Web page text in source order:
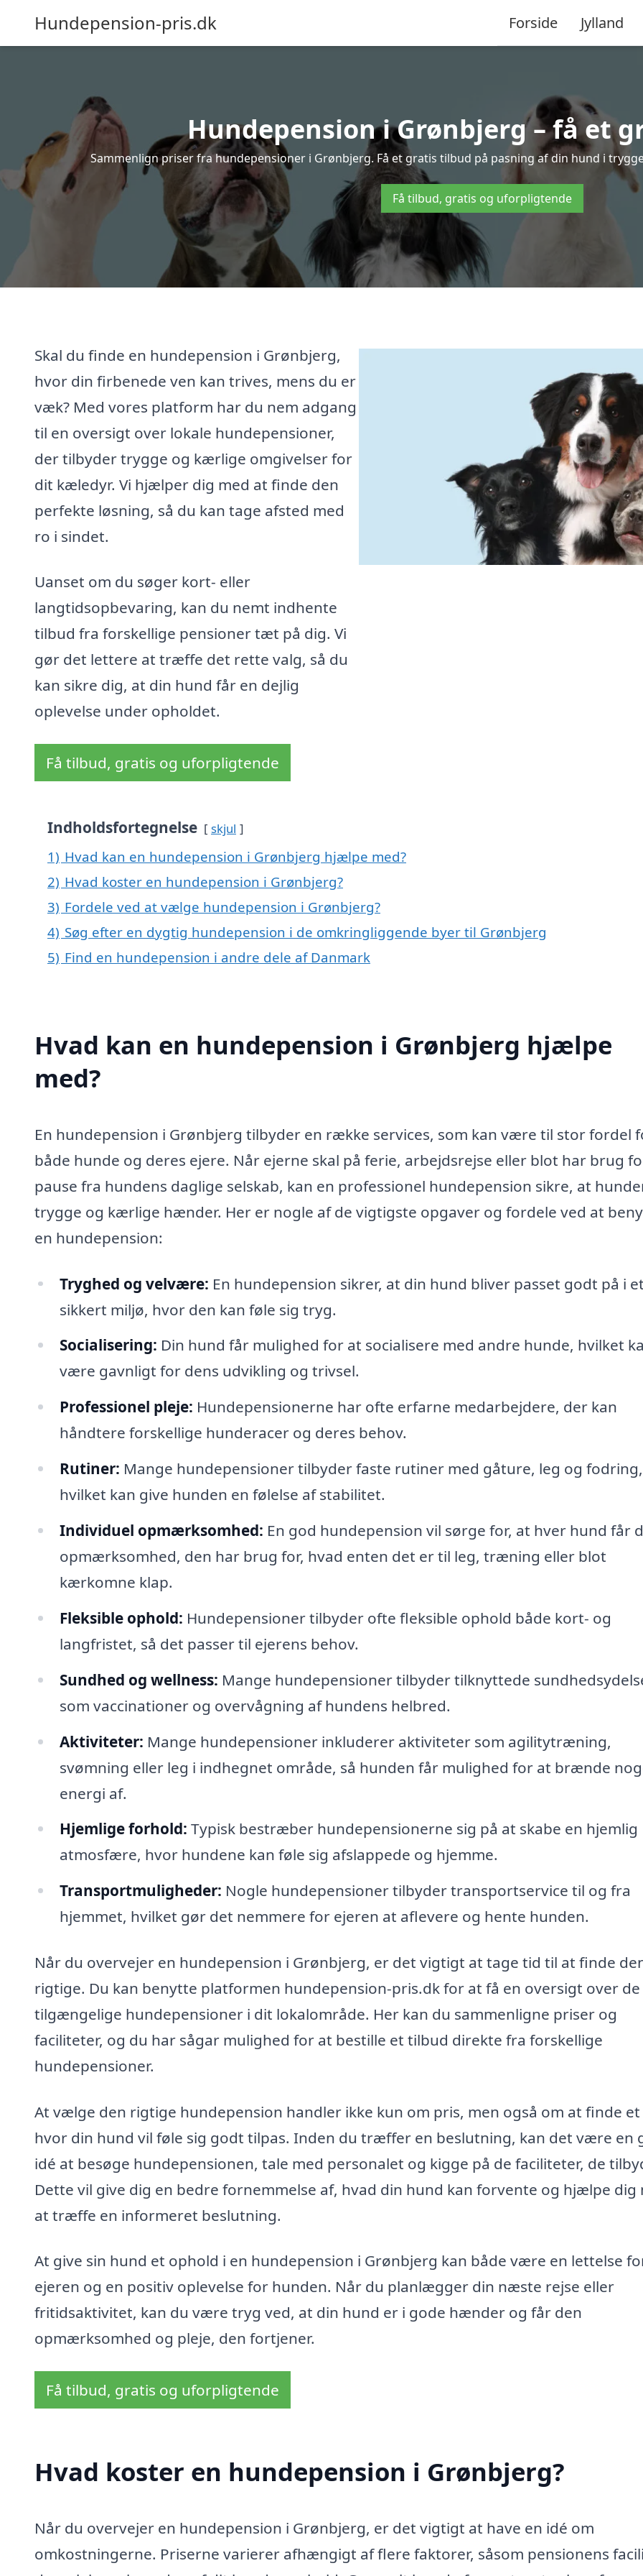
Hundepension-pris.dk Forside Jylland
Hundepension i Grønbjerg – få et
Sammenlign priser fra hundepensioner i Grønbjerg. Få et gratis tilbud på pasning af din hund i
Få tilbud, gratis og uforpligtende
Skal du finde en hundepension i Grønbjerg,
hvor din firbenede ven kan trives, mens du er
væk? Med vores platform har du nem adgang
til en oversigt over lokale hundepensioner,
der tilbyder trygge og kærlige omgivelser for
dit kæledyr. Vi hjælper dig med at finde den
perfekte løsning, så du kan tage afsted med
ro i sindet.
Uanset om du søger kort- eller
langtidsopbevaring, kan du nemt indhente
tilbud fra forskellige pensioner tæt på dig. Vi
gør det lettere at træffe det rette valg, så du
kan sikre dig, at din hund får en dejlig
oplevelse under opholdet.
Få tilbud, gratis og uforpligtende
Indholdsfortegnelse skjul
1) Hvad kan en hundepension i Grønbjerg hjælpe med?
2) Hvad koster en hundepension i Grønbjerg?
3) Fordele ved at vælge hundepension i Grønbjerg?
4) Søg efter en dygtig hundepension i de omkringliggende byer til Grønbjerg
5) Find en hundepension i andre dele af Danmark
Hvad kan en hundepension i Grønbjerg hjælpe
med?
En hundepension i Grønbjerg tilbyder en række services, som kan være til stor fordel
både hunde og deres ejere. Når ejerne skal på ferie, arbejdsrejse eller blot har brug
pause fra hundens daglige selskab, kan en professionel hundepension sikre, at
trygge og kærlige hænder. Her er nogle af de vigtigste opgaver og fordele ved at
en hundepension:
Tryghed og velvære: En hundepension sikrer, at din hund bliver passet godt på i et
sikkert miljø, hvor den kan føle sig tryg.
Socialisering: Din hund får mulighed for at socialisere med andre hunde, hvilket
være gavnligt for dens udvikling og trivsel.
Professionel pleje: Hundepensionerne har ofte erfarne medarbejdere, der kan
håndtere forskellige hunderacer og deres behov.
Rutiner: Mange hundepensioner tilbyder faste rutiner med gåture, leg og fodring,
hvilket kan give hunden en følelse af stabilitet.
Individuel opmærksomhed: En god hundepension vil sørge for, at hver hund får
opmærksomhed, den har brug for, hvad enten det er til leg, træning eller blot
kærkomne klap.
Fleksible ophold: Hundepensioner tilbyder ofte fleksible ophold både kort- og
langfristet, så det passer til ejerens behov.
Sundhed og wellness: Mange hundepensioner tilbyder tilknyttede
som vaccinationer og overvågning af hundens helbred.
Aktiviteter: Mange hundepensioner inkluderer aktiviteter som agilitytræning,
svømning eller leg i indhegnet område, så hunden får mulighed for at brænde
energi af.
Hjemlige forhold: Typisk bestræber hundepensionerne sig på at skabe en hjemlig
atmosfære, hvor hundene kan føle sig afslappede og hjemme.
Transportmuligheder: Nogle hundepensioner tilbyder transportservice til og fra
hjemmet, hvilket gør det nemmere for ejeren at aflevere og hente hunden.
Når du overvejer en hundepension i Grønbjerg, er det vigtigt at tage tid til at finde
rigtige. Du kan benytte platformen hundepension-pris.dk for at få en oversigt over de
tilgængelige hundepensioner i dit lokalområde. Her kan du sammenligne priser og
faciliteter, og du har sågar mulighed for at bestille et tilbud direkte fra forskellige
hundepensioner.
At vælge den rigtige hundepension handler ikke kun om pris, men også om at finde et
hvor din hund vil føle sig godt tilpas. Inden du træffer en beslutning, kan det være en
idé at besøge hundepensionen, tale med personalet og kigge på de faciliteter, de
Dette vil give dig en bedre fornemmelse af, hvad din hund kan forvente og hjælpe dig
at træffe en informeret beslutning.
At give sin hund et ophold i en hundepension i Grønbjerg kan både være en lettelse
ejeren og en positiv oplevelse for hunden. Når du planlægger din næste rejse eller
fritidsaktivitet, kan du være tryg ved, at din hund er i gode hænder og får den
opmærksomhed og pleje, den fortjener.
Få tilbud, gratis og uforpligtende
Hvad koster en hundepension i Grønbjerg?
Når du overvejer en hundepension i Grønbjerg, er det vigtigt at have en idé om
omkostningerne. Priserne varierer afhængigt af flere faktorer, såsom pensionens